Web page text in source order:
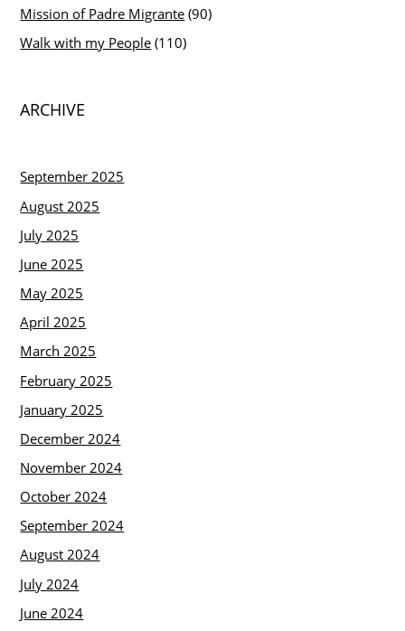
Mission of Padre Migrante (90)
Walk with my People (110)
ARCHIVE
September 2025
August 2025
July 2025
June 2025
May 2025
April 2025
March 2025
February 2025
January 2025
December 2024
November 2024
October 2024
September 2024
August 2024
July 2024
June 2024